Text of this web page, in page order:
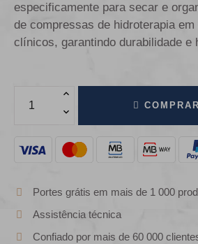
especificamente para secar e
de compressas de hidroterapia em
clínicos, garantindo durabilidade e
Portes grátis em mais de 1 000
Assistência técnica
Confiado por mais de 60 000